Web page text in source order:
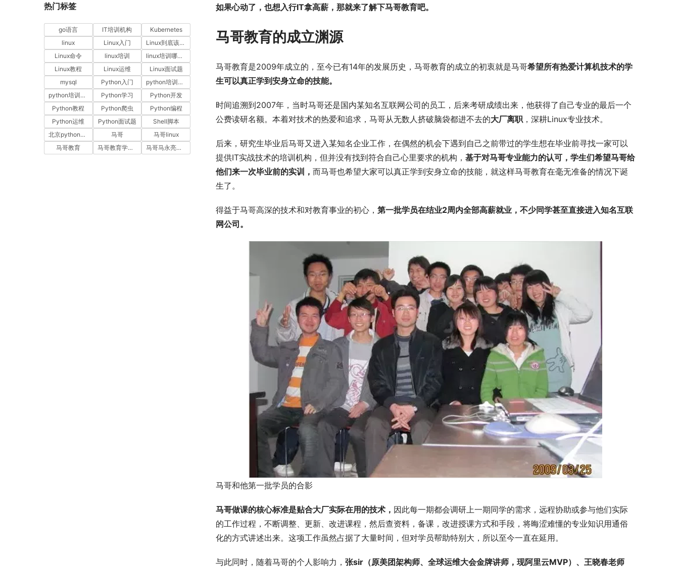
如果心动了，也想入行IT拿高薪，那就来了解下马哥教育吧。
马哥教育的成立渊源
马哥教育是2009年成立的，至今已有14年的发展历史，马哥教育的成立的初衷就是马哥希望所有热爱计算机技术的学
生可以真正学到安身立命的技能。
时间追溯到2007年，当时马哥还是国内某知名互联网公司的员工，后来考研成绩出来，他获得了自己专业的最后一个
公费读研名额。本着对技术的热爱和追求，马哥从无数人挤破脑袋都进不去的大厂离职 ，深耕Linux专业技术。
后来，研究生毕业后马哥又进入某知名企业工作，在偶然的机会下遇到自己之前带过的学生想在毕业前寻找一家可以
提供IT实战技术的培训机构，但并没有找到符合自己心里要求的机构， 基于对马哥专业能力的认可，学生们希望马哥给
他们来一次毕业前的实训， 而马哥也希望大家可以真正学到安身立命的技能，就这样马哥教育在毫无准备的情况下诞
生了。
得益于马哥高深的技术和对教育事业的初心， 第一批学员在结业2周内全部高薪就业 ，不少同学甚至直接进入知名互联
网公司 。
马哥和他第一批学员的合影
马哥做课的核心标准是贴合大厂实际在用的技术 ， 因此每一期都会调研上一期同学的需求，远程协助或参与他们实际
的工作过程，不断调整、更新、改进课程，然后查资料，备课，改进授课方式和手段，将晦涩难懂的专业知识用通俗
化的方式讲述出来。这项工作虽然占据了大量时间，但对学员帮助特别大，所以至今一直在延用。
与此同时，随着马哥的个人影响力， 张sir （原美团架构师、全球运维大会金牌讲师，现阿里云MVP）、 王晓春老师
热门标签
go语言 IT培训机构
Kubernetes
linux
Linux入门
Linux到底该怎样学？
Linux命令
linux培训
linux培训哪家好
Linux教程
Linux运维
Linux面试题
mysql
Python入门
python培训哪家好
python培训排名
Python学习
Python开发
Python教程
Python爬虫
Python编程
Python运维
Python面试题
Shell脚本
北京python培训
马哥
马哥linux
马哥教育
马哥教育学员故事 马哥马永亮，马哥linux讲师，马哥教育ceo